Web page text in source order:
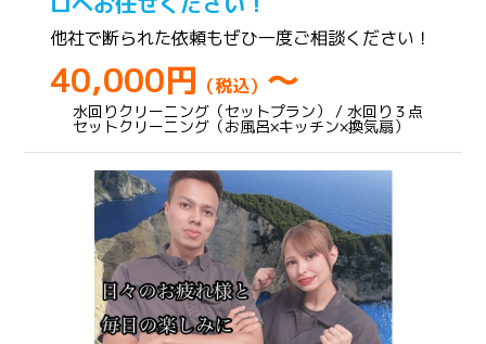
他社で断られた依頼もぜひ一度ご相談ください！
40,000円 （税込） ～
水回りクリーニング（セットプラン） / 水回り３点
セットクリーニング（お風呂×キッチン×換気扇）